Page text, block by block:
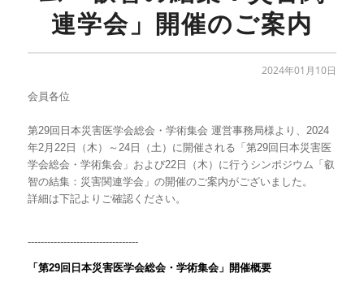
連学会」開催のご案内
2024年01月10日
会員各位
第29回日本災害医学会総会・学術集会 運営事務局様より、2024
年2月22日（木）～24日（土）に開催される「第29回日本災害医
学会総会・学術集会」および22日（木）に行うシンポジウム「叡
智の結集：災害関連学会」の開催のご案内がございました。
詳細は下記よりご確認ください。
----------------------------------
「第29回日本災害医学会総会・学術集会」開催概要